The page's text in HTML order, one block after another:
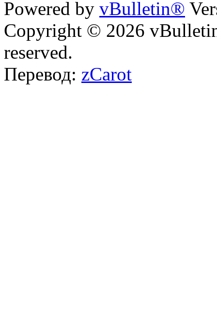
Powered by vBulletin®
Copyright © 2026
reserved.
Перевод: zCarot